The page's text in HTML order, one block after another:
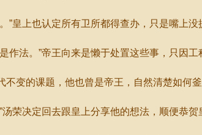
上也认定所有卫所都得查办，只是嘴上没
法。”帝王向来是懒于处置这些事，只因工
的课题，他也曾是帝王，自然清楚如何釜
决定回去跟皇上分享他的想法，顺便恭贺